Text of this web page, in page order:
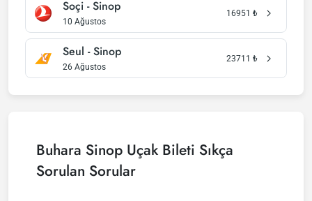
Soçi - Sinop
10 Ağustos
16951 ₺
Seul - Sinop
26 Ağustos
23711 ₺
Buhara Sinop Uçak Bileti Sıkça
Sorulan Sorular